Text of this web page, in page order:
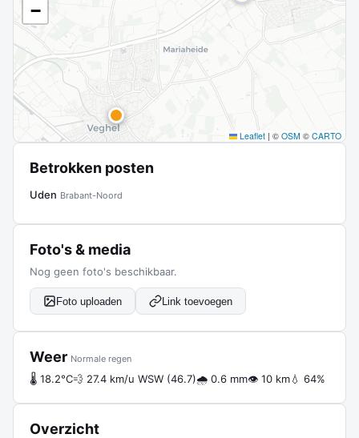
−
Leaflet | © OSM © CARTO
Betrokken posten
Uden Brabant-Noord
Foto's & media
Nog geen foto's beschikbaar.
Foto uploaden Link toevoegen
Weer Normale regen
🌡 18.2°C💨 27.4 km/u WSW (46.7)🌧 0.6 mm👁 10 km💧 64%
Overzicht